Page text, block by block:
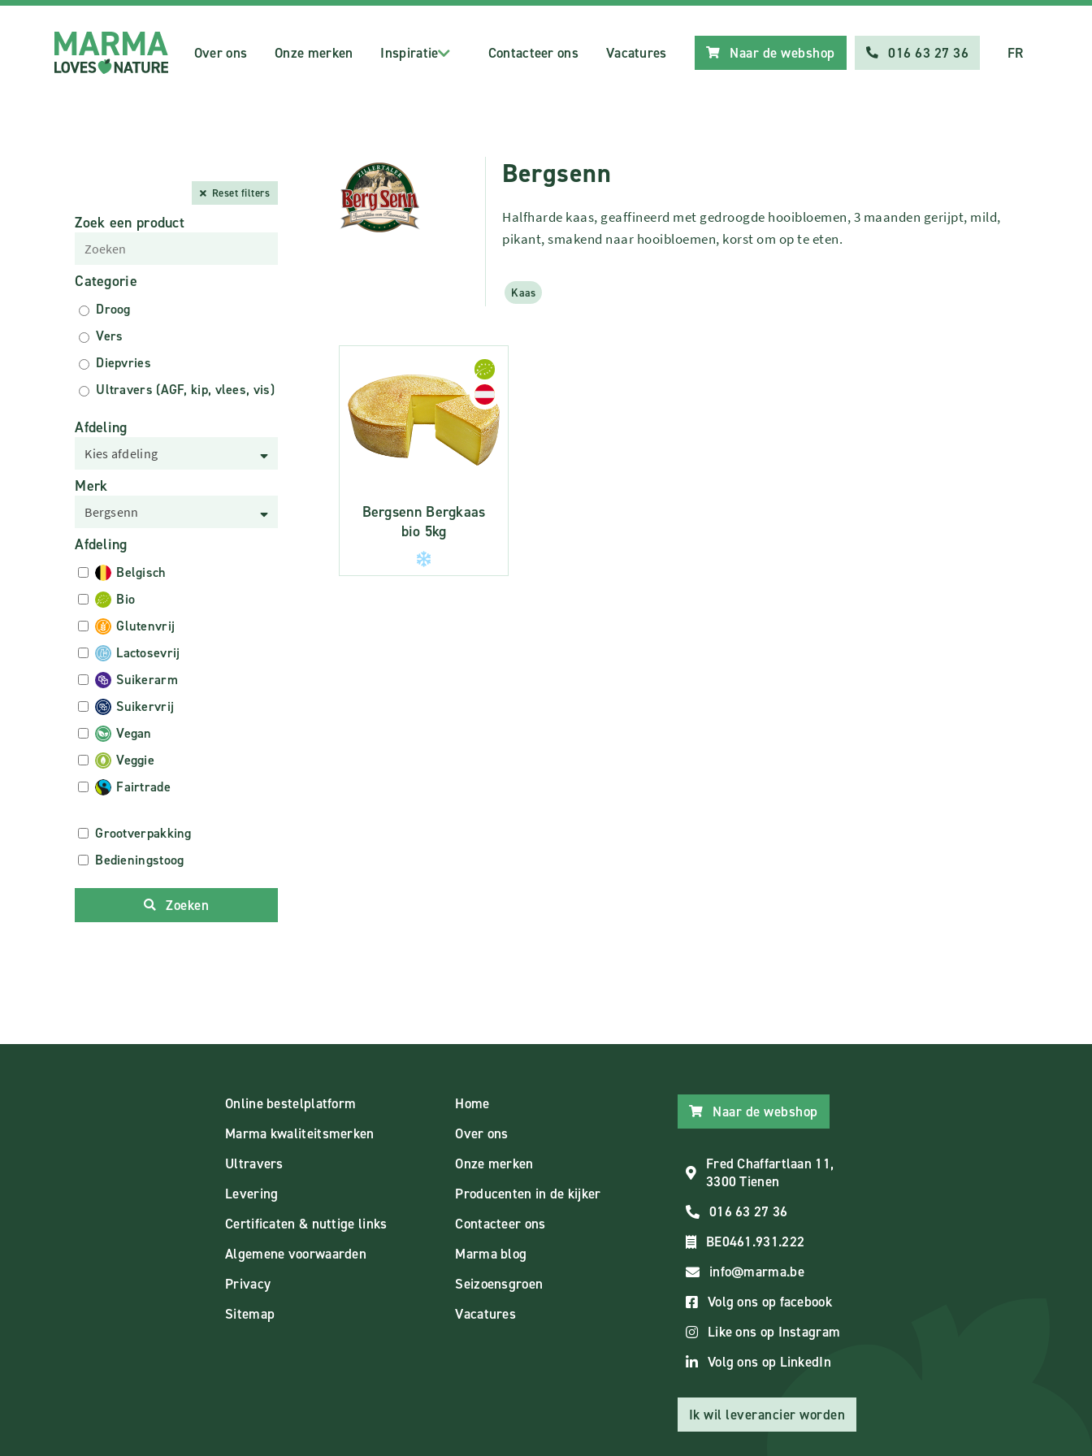
Over ons Onze merken Inspiratie Contacteer ons Vacatures Naar de webshop 016 63 27 36 FR
Reset filters
Zoek een product
Categorie
Droog
Vers
Diepvries
Ultravers (AGF, kip, vlees, vis)
Afdeling
Kies afdeling
Merk
Bergsenn
Afdeling
Belgisch
Bio
Glutenvrij
Lactosevrij
Suikerarm
Suikervrij
Vegan
Veggie
Fairtrade
Grootverpakking
Bedieningstoog
Zoeken
Bergsenn
Halfharde kaas, geaffineerd met gedroogde hooibloemen, 3 maanden gerijpt, mild,
pikant, smakend naar hooibloemen, korst om op te eten.
Kaas
Bergsenn Bergkaas
bio 5kg
Online bestelplatform
Marma kwaliteitsmerken
Ultravers
Levering
Certificaten & nuttige links
Algemene voorwaarden
Privacy
Sitemap
Home
Over ons
Onze merken
Producenten in de kijker
Contacteer ons
Marma blog
Seizoensgroen
Vacatures
Naar de webshop
Fred Chaffartlaan 11,
3300 Tienen
016 63 27 36
BE0461.931.222
info@marma.be
Volg ons op facebook
Like ons op Instagram
Volg ons op LinkedIn
Ik wil leverancier worden